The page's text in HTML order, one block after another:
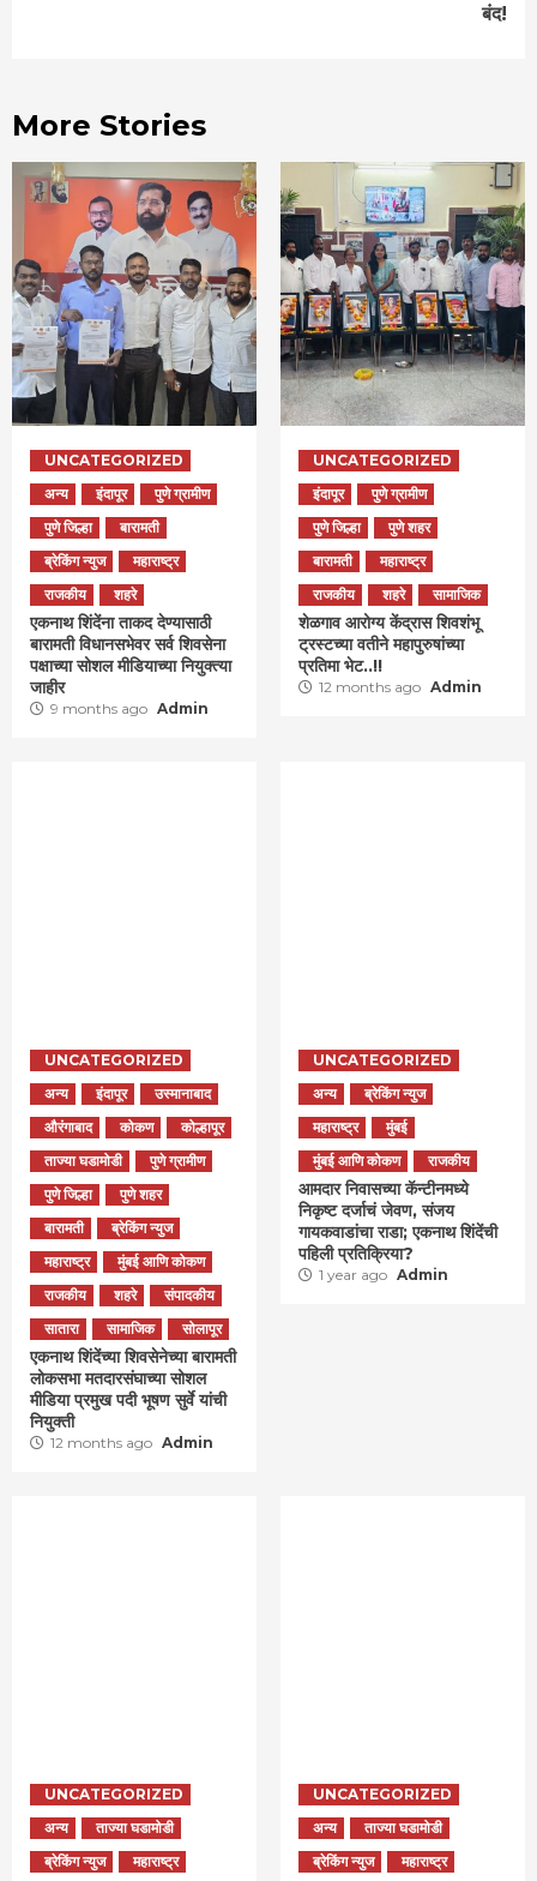
बंद!
More Stories
UNCATEGORIZED
अन्य
इंदापूर
पुणे ग्रामीण
पुणे जिल्हा
बारामती
ब्रेकिंग न्युज
महाराष्ट्र
राजकीय
शहरे
एकनाथ शिंदेंना ताकद देण्यासाठी
बारामती विधानसभेवर सर्व शिवसेना
पक्षाच्या सोशल मीडियाच्या नियुक्त्या
जाहीर
9 months ago Admin
UNCATEGORIZED
इंदापूर
पुणे ग्रामीण
पुणे जिल्हा
पुणे शहर
बारामती
महाराष्ट्र
राजकीय
शहरे सामाजिक
शेळगाव आरोग्य केंद्रास शिवशंभू
ट्रस्टच्या वतीने महापुरुषांच्या
प्रतिमा भेट..!!
12 months ago Admin
UNCATEGORIZED
अन्य
इंदापूर
उस्मानाबाद
औरंगाबाद
कोकण
कोल्हापूर
ताज्या घडामोडी
पुणे ग्रामीण
पुणे जिल्हा
पुणे शहर
बारामती
ब्रेकिंग न्युज
महाराष्ट्र
मुंबई आणि कोकण
राजकीय
शहरे
संपादकीय
सातारा
सामाजिक सोलापूर
एकनाथ शिंदेंच्या शिवसेनेच्या बारामती
लोकसभा मतदारसंघाच्या सोशल
मीडिया प्रमुख पदी भूषण सुर्वे यांची
नियुक्ती
12 months ago Admin
UNCATEGORIZED
अन्य
ब्रेकिंग न्युज
महाराष्ट्र
मुंबई
मुंबई आणि कोकण
राजकीय
आमदार निवासच्या कॅन्टीनमध्ये
निकृष्ट दर्जाचं जेवण, संजय
गायकवाडांचा राडा; एकनाथ शिंदेंची
पहिली प्रतिक्रिया?
1 year ago Admin
UNCATEGORIZED
अन्य
ताज्या घडामोडी
ब्रेकिंग न्युज
महाराष्ट्र
UNCATEGORIZED
अन्य
ताज्या घडामोडी
ब्रेकिंग न्युज
महाराष्ट्र